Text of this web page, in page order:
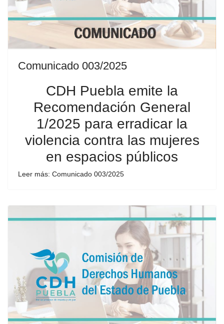
Comunicado 003/2025
CDH Puebla emite la
Recomendación General
1/2025 para erradicar la
violencia contra las mujeres
en espacios públicos
Leer más: Comunicado 003/2025